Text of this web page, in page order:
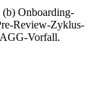
Onboarding-
Review-Zyklus-
Vorfall.